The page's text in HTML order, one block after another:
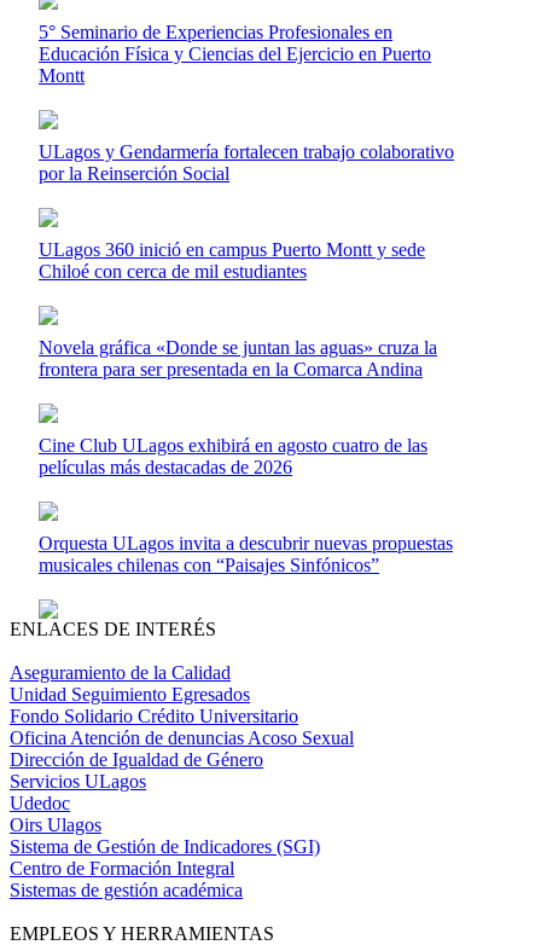
5° Seminario de Experiencias Profesionales en
Educación Física y Ciencias del Ejercicio en Puerto
Montt
ULagos y Gendarmería fortalecen trabajo colaborativo
por la Reinserción Social
ULagos 360 inició en campus Puerto Montt y sede
Chiloé con cerca de mil estudiantes
Novela gráfica «Donde se juntan las aguas» cruza la
frontera para ser presentada en la Comarca Andina
Cine Club ULagos exhibirá en agosto cuatro de las
películas más destacadas de 2026
Orquesta ULagos invita a descubrir nuevas propuestas
musicales chilenas con “Paisajes Sinfónicos”
ENLACES DE INTERÉS
Aseguramiento de la Calidad
Unidad Seguimiento Egresados
Fondo Solidario Crédito Universitario
Oficina Atención de denuncias Acoso Sexual
Dirección de Igualdad de Género
Servicios ULagos
Udedoc
Oirs Ulagos
Sistema de Gestión de Indicadores (SGI)
Centro de Formación Integral
Sistemas de gestión académica
EMPLEOS Y HERRAMIENTAS